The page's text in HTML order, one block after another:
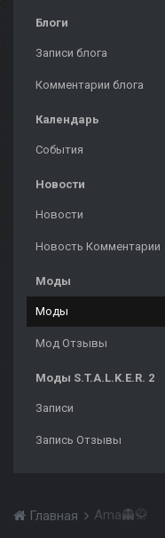
Блоги
Записи блога
Комментарии блога
Календарь
События
Новости
Новости
Новость Комментарии
Моды
Моды
Мод Отзывы
Моды S.T.A.L.K.E.R. 2
Записи
Запись Отзывы
Главная Ama👻🥋